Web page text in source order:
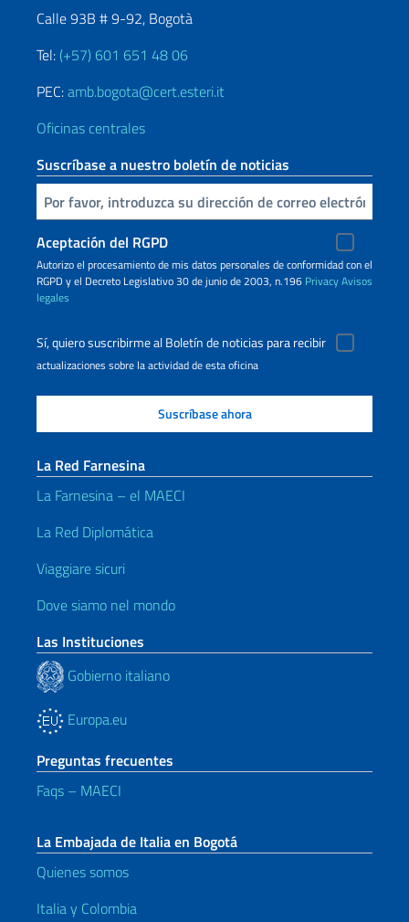
Calle 93B # 9-92, Bogotà
Tel: (+57) 601 651 48 06
PEC:amb.bogota@cert.esteri.it
Oficinas centrales
Suscríbase a nuestro boletín de noticias
Inserta tu correo electronico
Aceptación del RGPD
Autorizo ​​el procesamiento de mis datos personales de conformidad con el
RGPD y el Decreto Legislativo 30 de junio de 2003, n.196 PrivacyAvisos
legales
Sí, quiero suscribirme al Boletín de noticias para recibir
actualizaciones sobre la actividad de esta oficina
La Red Farnesina
La Farnesina – el MAECI
La Red Diplomática
Viaggiare sicuri
Dove siamo nel mondo
Las Instituciones
Gobierno italiano
Europa.eu
Preguntas frecuentes
Faqs – MAECI
La Embajada de Italia en Bogotá
Quienes somos
Italia y Colombia